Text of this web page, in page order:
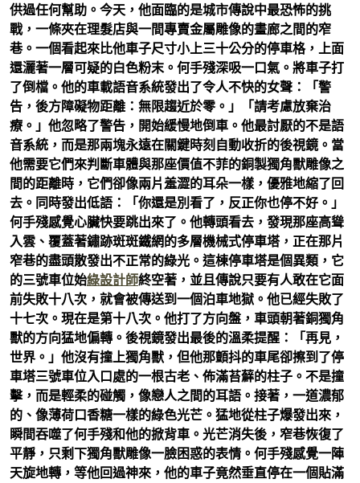
供過任何幫助。今天，他面臨的是城市傳說中最恐怖的挑
戰，一條夾在理髮店與一間專賣金屬雕像的畫廊之間的窄
巷。一個看起來比他車子尺寸小上三十公分的停車格，上面
還灑著一層可疑的白色粉末。何手殘深吸一口氣。將車子打
了倒檔。他的車載語音系統發出了令人不快的女聲：「警
告，後方障礙物距離：無限趨近於零。」「請考慮放棄治
療。」他忽略了警告，開始緩慢地倒車。他最討厭的不是語
音系統，而是那兩塊永遠在關鍵時刻自動收折的後視鏡。當
他需要它們來判斷車體與那座價值不菲的銅製獨角獸雕像之
間的距離時，它們卻像兩片羞澀的耳朵一樣，優雅地縮了回
去。同時發出低語：「你還是別看了，反正你也停不好。」
何手殘感覺心臟快要跳出來了。他轉頭看去，發現那座高聳
入雲、覆蓋著鏽跡斑斑鐵網的多層機械式停車塔，正在那片
窄巷的盡頭散發出不正常的綠光。這棟停車塔是個異類，它
的三號車位始綠設計師終空著，並且傳說只要有人敢在它面
前失敗十八次，就會被傳送到一個泊車地獄。他已經失敗了
十七次。現在是第十八次。他打了方向盤，車頭朝著銅獨角
獸的方向猛地偏轉。後視鏡發出最後的溫柔提醒：「再見，
世界。」他沒有撞上獨角獸，但他那顫抖的車尾卻擦到了停
車塔三號車位入口處的一根古老、佈滿苔蘚的柱子。不是撞
擊，而是輕柔的碰觸，像戀人之間的耳語。接著，一道濃郁
的、像薄荷口香糖一樣的綠色光芒。猛地從柱子爆發出來，
瞬間吞噬了何手殘和他的掀背車。光芒消失後，窄巷恢復了
平靜，只剩下獨角獸雕像一臉困惑的表情。何手殘感覺一陣
天旋地轉，等他回過神來，他的車子竟然垂直停在一個貼滿